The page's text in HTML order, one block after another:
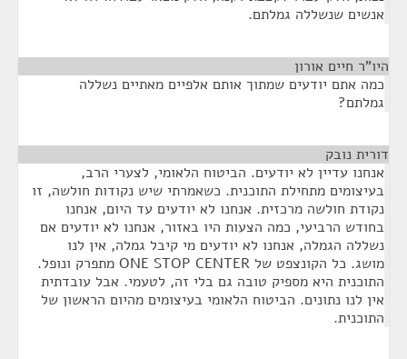
אנשים שנשללה גמלתם.
היו"ר חיים אורון
כמה אתם יודעים שמתוך אותם אלפיים מאתיים נשללה
גמלתם?
דורית נובק
אנחנו עדיין לא יודעים. הביטוח הלאומי, לצערי הרב,
בעיצומים מתחילת התוכנית. כשאמרתי שיש נקודות חולשה, זו
נקודת חולשה מרכזית. אנחנו לא יודעים עד היום, אנחנו
בחודש הרביעי, כמה הצעות היו באזור, אנחנו לא יודעים אם
נשללה הגמלה, אנחנו לא יודעים מי קיבל גמלה, אין לנו
מושג. כל הקונצפט של ONE STOP CENTER מתפרק ונופל.
התוכנית היא מספיק טובה גם בלי זה, לטעמי. אבל עובדתית
אין לנו נתונים. הביטוח הלאומי בעיצומים מהיום הראשון של
התוכנית.